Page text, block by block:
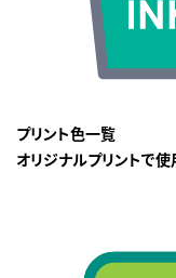
プリント色一覧
オリジナルプリントで